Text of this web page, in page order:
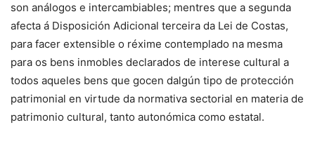
son análogos e intercambiables; mentres que a segunda
afecta á Disposición Adicional terceira da Lei de Costas,
para facer extensible o réxime contemplado na mesma
para os bens inmobles declarados de interese cultural a
todos aqueles bens que gocen dalgún tipo de protección
patrimonial en virtude da normativa sectorial en materia de
patrimonio cultural, tanto autonómica como estatal.